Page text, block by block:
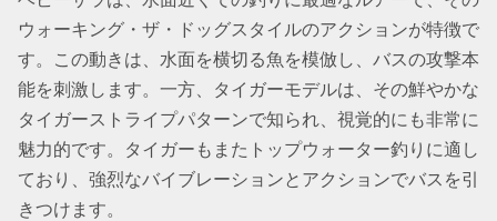
ウォーキング・ザ・ドッグスタイルのアクションが特徴で
す。この動きは、水面を横切る魚を模倣し、バスの攻撃本
能を刺激します。一方、タイガーモデルは、その鮮やかな
タイガーストライプパターンで知られ、視覚的にも非常に
魅力的です。タイガーもまたトップウォーター釣りに適し
ており、強烈なバイブレーションとアクションでバスを引
きつけます。